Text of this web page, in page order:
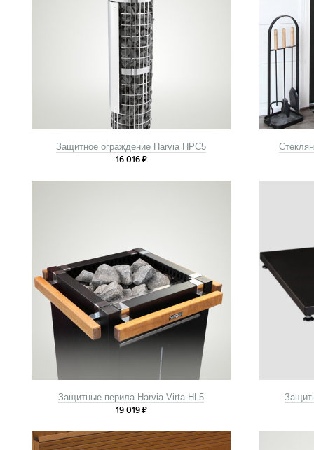
Защитное ограждение Harvia HPC5
16 016₽
Защитные перила Harvia Virta HL5
19 019₽